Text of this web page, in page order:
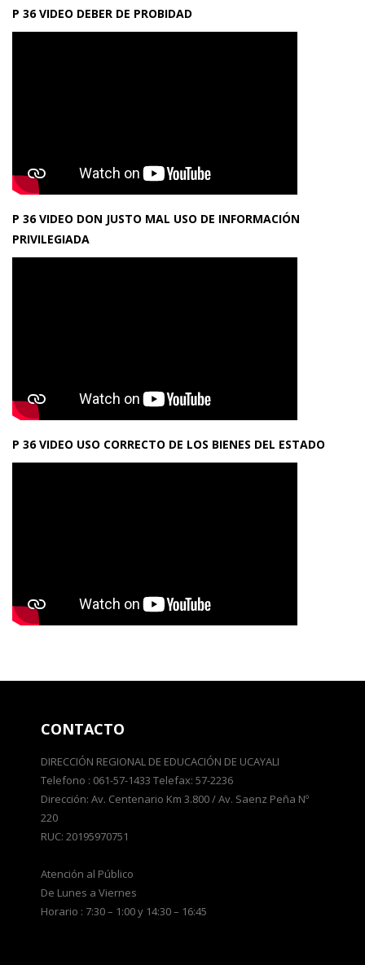
P 36 VIDEO DEBER DE PROBIDAD
P 36 VIDEO DON JUSTO MAL USO DE INFORMACIÓN
PRIVILEGIADA
P 36 VIDEO USO CORRECTO DE LOS BIENES DEL ESTADO
CONTACTO
DIRECCIÓN REGIONAL DE EDUCACIÓN DE UCAYALI
Telefono : 061-57-1433 Telefax: 57-2236
Dirección: Av. Centenario Km 3.800 / Av. Saenz Peña Nº
220
RUC: 20195970751
Atención al Público
De Lunes a Viernes
Horario : 7:30 – 1:00 y 14:30 – 16:45